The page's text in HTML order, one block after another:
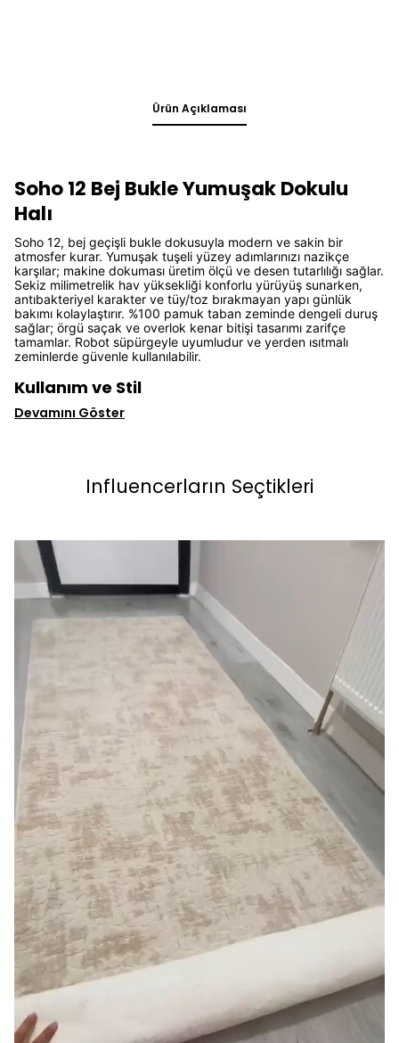
Ürün Açıklaması
Soho 12 Bej Bukle Yumuşak Dokulu
Halı
Soho 12, bej geçişli bukle dokusuyla modern ve sakin bir
atmosfer kurar. Yumuşak tuşeli yüzey adımlarınızı nazikçe
karşılar; makine dokuması üretim ölçü ve desen tutarlılığı sağlar.
Sekiz milimetrelik hav yüksekliği konforlu yürüyüş sunarken,
antıbakteriyel karakter ve tüy/toz bırakmayan yapı günlük
bakımı kolaylaştırır. %100 pamuk taban zeminde dengeli duruş
sağlar; örgü saçak ve overlok kenar bitişi tasarımı zarifçe
tamamlar. Robot süpürgeyle uyumludur ve yerden ısıtmalı
zeminlerde güvenle kullanılabilir.
Kullanım ve Stil
Devamını Göster
Influencerların Seçtikleri